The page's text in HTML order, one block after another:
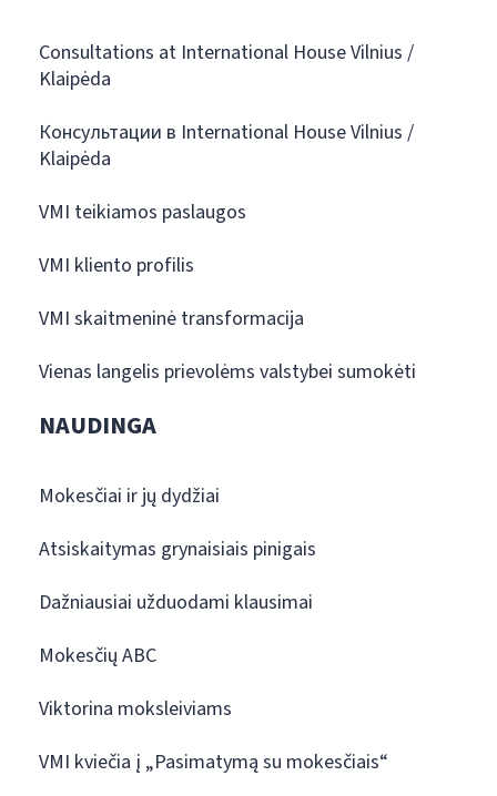
Consultations at International House Vilnius /
Klaipėda
Консультации в International House Vilnius /
Klaipėda
VMI teikiamos paslaugos
VMI kliento profilis
VMI skaitmeninė transformacija
Vienas langelis prievolėms valstybei sumokėti
NAUDINGA
Mokesčiai ir jų dydžiai
Atsiskaitymas grynaisiais pinigais
Dažniausiai užduodami klausimai
Mokesčių ABC
Viktorina moksleiviams
VMI kviečia į „Pasimatymą su mokesčiais“